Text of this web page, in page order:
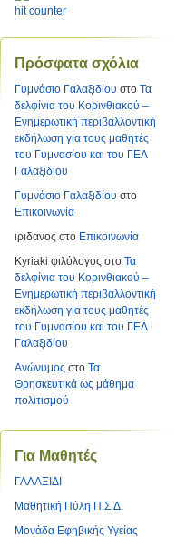
hit counter
Πρόσφατα σχόλια
Γυμνάσιο Γαλαξιδίου στο Τα
δελφίνια του Κορινθιακού –
Ενημερωτική περιβαλλοντική
εκδήλωση για τους μαθητές
του Γυμνασίου και του ΓΕΛ
Γαλαξιδίου
Γυμνάσιο Γαλαξιδίου στο
Επικοινωνία
ιριδανος στο Επικοινωνία
Kyriaki φιλόλογος στο Τα
δελφίνια του Κορινθιακού –
Ενημερωτική περιβαλλοντική
εκδήλωση για τους μαθητές
του Γυμνασίου και του ΓΕΛ
Γαλαξιδίου
Ανώνυμος στο Τα
Θρησκευτικά ως μάθημα
πολιτισμού
Για Μαθητές
ΓΑΛΑΞΙΔΙ
Μαθητική Πύλη Π.Σ.Δ.
Μονάδα Εφηβικής Υγείας